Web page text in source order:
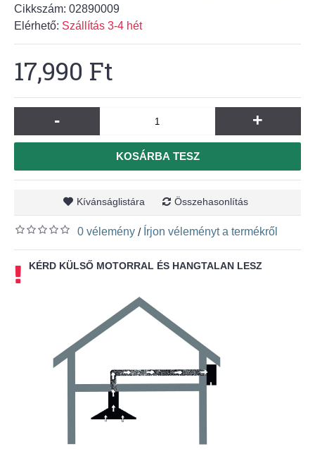
Cikkszám: 02890009
Elérhető: Szállítás 3-4 hét
17,990 Ft
- +
KOSÁRBA TESZ
Kívánságlistára Összehasonlítás
0 vélemény / Írjon véleményt a termékről
KÉRD KÜLSŐ MOTORRAL ÉS HANGTALAN LESZ